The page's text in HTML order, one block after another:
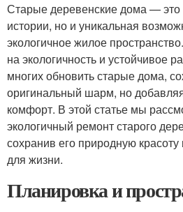
Старые деревенские дома — это
истории, но и уникальная
экологичное жилое
на экологичность и устойчивое
многих обновить старые дома,
оригинальный шарм, но
комфорт. В этой статье мы
экологичный ремонт старого
сохранив его природную
для жизни.
Планировка и